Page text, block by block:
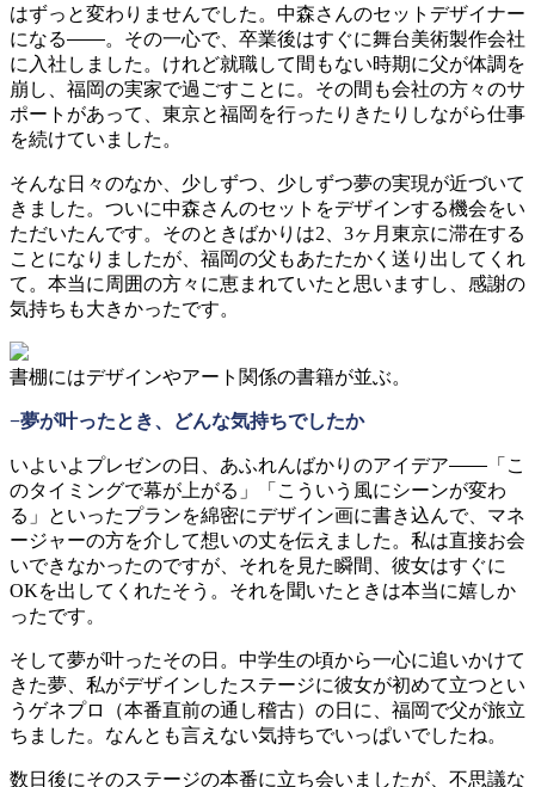
はずっと変わりませんでした。中森さんのセットデザイナー
になる
。その一心で、卒業後はすぐに舞台美術製作会社
に入社しました。けれど就職して間もない時期に父が体調を
崩し、福岡の実家で過ごすことに。その間も会社の方々のサ
ポートがあって、東京と福岡を行ったりきたりしながら仕事
を続けていました。
そんな日々のなか、少しずつ、少しずつ夢の実現が近づいて
きました。ついに中森さんのセットをデザインする機会をい
ただいたんです。そのときばかりは2、3ヶ月東京に滞在する
ことになりましたが、福岡の父もあたたかく送り出してくれ
て。本当に周囲の方々に恵まれていたと思いますし、感謝の
気持ちも大きかったです。
書棚にはデザインやアート関係の書籍が並ぶ。
−夢が叶ったとき、どんな気持ちでしたか
いよいよプレゼンの日、あふれんばかりのアイデア
「こ
のタイミングで幕が上がる」「こういう風にシーンが変わ
る」といったプランを綿密にデザイン画に書き込んで、マネ
ージャーの方を介して想いの丈を伝えました。私は直接お会
いできなかったのですが、それを見た瞬間、彼女はすぐに
OKを出してくれたそう。それを聞いたときは本当に嬉しか
ったです。
そして夢が叶ったその日。中学生の頃から一心に追いかけて
きた夢、私がデザインしたステージに彼女が初めて立つとい
うゲネプロ（本番直前の通し稽古）の日に、福岡で父が旅立
ちました。なんとも言えない気持ちでいっぱいでしたね。
数日後にそのステージの本番に立ち会いましたが、不思議な